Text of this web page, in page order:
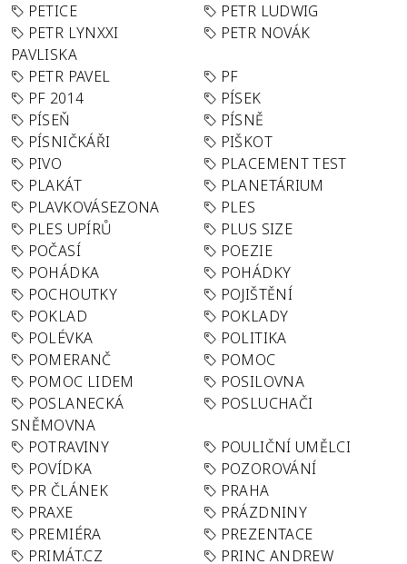
PETICE
PETR LUDWIG
PETR LYNXXI
PAVLISKA
PETR NOVÁK
PETR PAVEL
PF
PF 2014
PÍSEK
PÍSEŇ
PÍSNĚ
PÍSNIČKÁŘI
PIŠKOT
PIVO
PLACEMENT TEST
PLAKÁT
PLANETÁRIUM
PLAVKOVÁSEZONA
PLES
PLES UPÍRŮ
PLUS SIZE
POČASÍ
POEZIE
POHÁDKA
POHÁDKY
POCHOUTKY
POJIŠTĚNÍ
POKLAD
POKLADY
POLÉVKA
POLITIKA
POMERANČ
POMOC
POMOC LIDEM
POSILOVNA
POSLANECKÁ
SNĚMOVNA
POSLUCHAČI
POTRAVINY
POULIČNÍ UMĚLCI
POVÍDKA
POZOROVÁNÍ
PR ČLÁNEK
PRAHA
PRAXE
PRÁZDNINY
PREMIÉRA
PREZENTACE
PRIMÁT.CZ
PRINC ANDREW